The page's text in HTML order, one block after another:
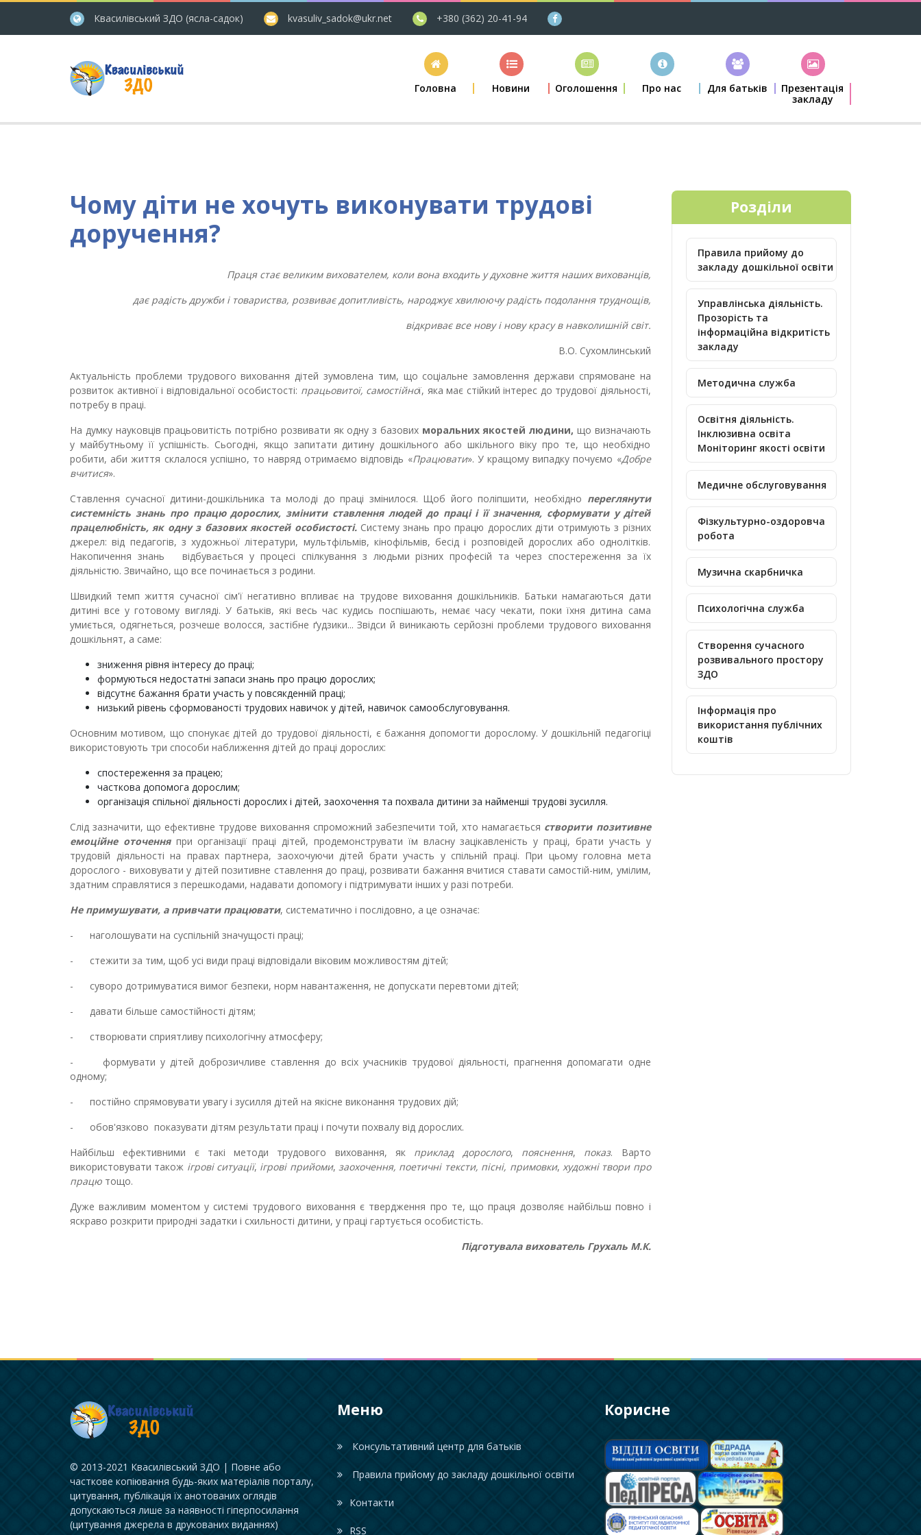
Квасилівський ЗДО (ясла-садок) kvasuliv_sadok@ukr.net +380 (362) 20-41-94
Головна Новини Оголошення Про нас Для батьків
Презентація
закладу
Чому діти не хочуть виконувати трудові
доручення?
Праця стає великим вихователем, коли вона входить у духовне життя наших вихованців,
дає радість дружби і товариства, розвиває допитливість, народжує хвилюючу радість подолання труднощів,
відкриває все нову і нову красу в навколишній світ.
В.О. Сухомлинський
Актуальність проблеми трудового виховання дітей зумовлена тим, що соціальне замовлення держави спрямоване на
розвиток активної і відповідальної особистості: працьовитої, самостійної, яка має стійкий інтерес до трудової діяльності,
потребу в праці.
На думку науковців працьовитість потрібно розвивати як одну з базових моральних якостей людини, що визначають
у майбутньому її успішність. Сьогодні, якщо запитати дитину дошкільного або шкільного віку про те, що необхідно
робити, аби життя склалося успішно, то навряд отримаємо відповідь «Працювати». У кращому випадку почуємо «Добре
вчитися».
Ставлення сучасної дитини-дошкільника та молоді до праці змінилося. Щоб його поліпшити, необхідно переглянути
системність знань про працю дорослих, змінити ставлення людей до праці і її значення, сформувати у дітей
працелюбність, як одну з базових якостей особистості. Систему знань про працю дорослих діти отримують з різних
джерел: від педагогів, з художньої літератури, мультфільмів, кінофільмів, бесід і розповідей дорослих або однолітків.
Накопичення знань відбувається у процесі спілкування з людьми різних професій та через спостереження за їх
діяльністю. Звичайно, що все починається з родини.
Швидкий темп життя сучасної сім'ї негативно впливає на трудове виховання дошкільників. Батьки намагаються дати
дитині все у готовому вигляді. У батьків, які весь час кудись поспішають, немає часу чекати, поки їхня дитина сама
умиється, одягнеться, розчеше волосся, застібне ґудзики... Звідси й виникають серйозні проблеми трудового виховання
дошкільнят, а саме:
зниження рівня інтересу до праці;
формуються недостатні запаси знань про працю дорослих;
відсутнє бажання брати участь у повсякденній праці;
низький рівень сформованості трудових навичок у дітей, навичок самообслуговування.
Основним мотивом, що спонукає дітей до трудової діяльності, є бажання допомогти дорослому. У дошкільній педагогіці
використовують три способи наближення дітей до праці дорослих:
спостереження за працею;
часткова допомога дорослим;
організація спільної діяльності дорослих і дітей, заохочення та похвала дитини за найменші трудові зусилля.
Слід зазначити, що ефективне трудове виховання спроможний забезпечити той, хто намагається створити позитивне
емоційне оточенняпри організації праці дітей, продемонструвати їм власну зацікавленість у праці, брати участь у
трудовій діяльності на правах партнера, заохочуючи дітей брати участь у спільній праці. При цьому головна мета
дорослого - виховувати у дітей позитивне ставлення до праці, розвивати бажання вчитися ставати самостій-ним, умілим,
здатним справлятися з перешкодами, надавати допомогу і підтримувати інших у разі потреби.
Не примушувати, а привчати працювати, систематично і послідовно, а це означає:
- наголошувати на суспільній значущості праці;
- стежити за тим, щоб усі види праці відповідали віковим можливостям дітей;
- суворо дотримуватися вимог безпеки, норм навантаження, не допускати перевтоми дітей;
- давати більше самостійності дітям;
- створювати сприятливу психологічну атмосферу;
- формувати у дітей доброзичливе ставлення до всіх учасників трудової діяльності, прагнення допомагати одне
одному;
- постійно спрямовувати увагу і зусилля дітей на якісне виконання трудових дій;
- обов'язково показувати дітям результати праці і почути похвалу від дорослих.
Найбільш ефективними є такі методи трудового виховання, як приклад дорослого, пояснення, показ. Варто
використовувати також ігрові ситуації, ігрові прийоми, заохочення, поетичні тексти, пісні, примовки, художні твори про
працю тощо.
Дуже важливим моментом у системі трудового виховання є твердження про те, що праця дозволяє найбільш повно і
яскраво розкрити природні задатки і схильності дитини, у праці гартується особистість.
Підготувала вихователь Грухаль М.К.
Розділи
Правила прийому до
закладу дошкільної освіти
Управлінська діяльність.
Прозорість та
інформаційна відкритість
закладу
Методична служба
Освітня діяльність.
Інклюзивна освіта
Моніторинг якості освіти
Медичне обслуговування
Фізкультурно-оздоровча
робота
Музична скарбничка
Психологічна служба
Створення сучасного
розвивального простору
ЗДО
Інформація про
використання публічних
коштів
© 2013-2021 Квасилівський ЗДО | Повне або
часткове копіювання будь-яких матеріалів порталу,
цитування, публікація їх анотованих оглядів
допускаються лише за наявності гіперпосилання
(цитування джерела в друкованих виданнях)
Меню
Консультативний центр для батьків
Правила прийому до закладу дошкільної освіти
Контакти
RSS
Корисне